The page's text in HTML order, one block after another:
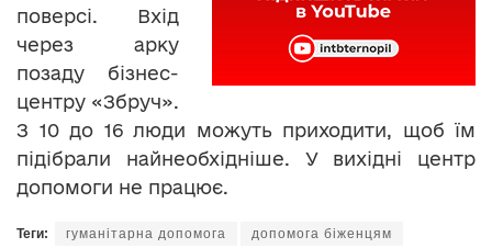
поверсі. Вхід
через арку
позаду бізнес-
центру «Збруч».
З 10 до 16 люди можуть приходити, щоб їм
підібрали найнеобхідніше. У вихідні центр
допомоги не працює.
Теги: гуманітарна допомога допомога біженцям